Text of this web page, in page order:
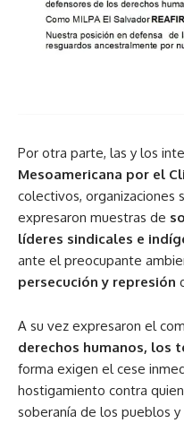
Por otra parte, las y los
Mesoamericana por el
colectivos, organizaciones
expresaron muestras de
líderes sindicales e
ante el preocupante
persecución y represión
A su vez expresaron el
derechos humanos, los
forma exigen el cese
hostigamiento contra
soberanía de los pueblos